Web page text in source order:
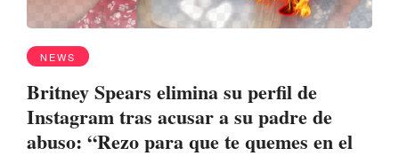
NEWS
Britney Spears elimina su perfil de
Instagram tras acusar a su padre de
abuso: “Rezo para que te quemes en el